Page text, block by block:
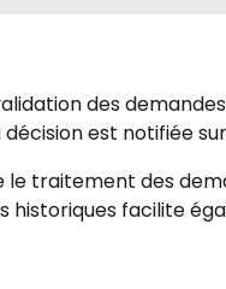
des
est notifiée
traitement des
historiques facilite